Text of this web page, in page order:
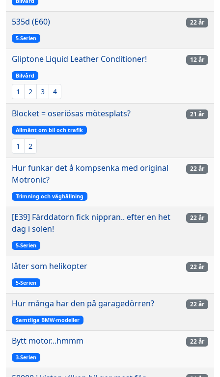
535d (E60)
5-Serien
22 år
Gliptone Liquid Leather Conditioner!
Bilvård
1 2 3 4
12 år
Blocket = oseriösas mötesplats?
Allmänt om bil och trafik
1 2
21 år
Hur funkar det å kompsenka med original
Motronic?
Trimning och väghållning
22 år
[E39] Färddatorn fick nippran.. efter en het
dag i solen!
5-Serien
22 år
låter som helikopter
5-Serien
22 år
Hur många har den på garagedörren?
Samtliga BMW-modeller
22 år
Bytt motor...hmmm
3-Serien
22 år